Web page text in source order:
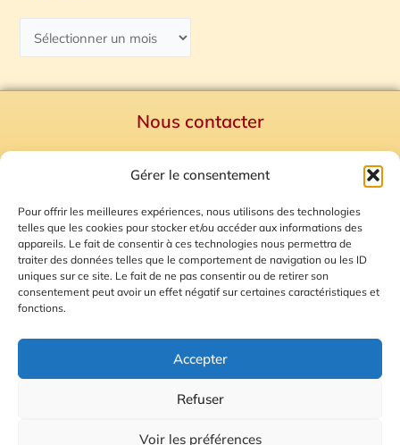
Gérer le consentement
Pour offrir les meilleures expériences, nous utilisons des technologies
telles que les cookies pour stocker et/ou accéder aux informations des
appareils. Le fait de consentir à ces technologies nous permettra de
traiter des données telles que le comportement de navigation ou les ID
uniques sur ce site. Le fait de ne pas consentir ou de retirer son
consentement peut avoir un effet négatif sur certaines caractéristiques et
fonctions.
Accepter
Refuser
Voir les préférences
Nous contacter
Mentions Légales
Plan du site
Gestion des Cookies
© 2026 Radio Calade